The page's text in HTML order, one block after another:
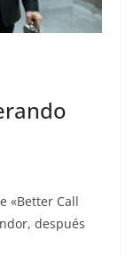
«Better Call
después